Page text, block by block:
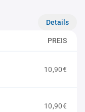
Details
PREIS
10,90€
10,90€